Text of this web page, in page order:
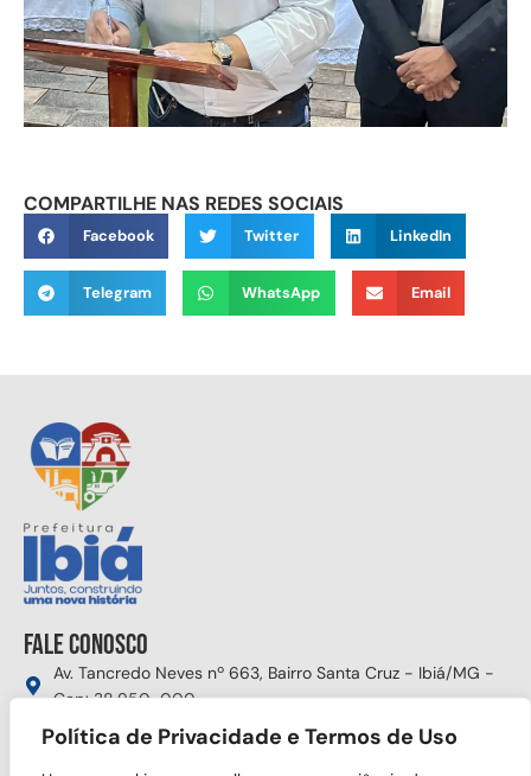
Política de Privacidade e Termos de Uso
COMPARTILHE NAS REDES SOCIAIS
Facebook Twitter LinkedIn
Telegram WhatsApp Email
Fale conosco
Av. Tancredo Neves nº 663, Bairro Santa Cruz - Ibiá/MG -
Cep: 38.950-000
(34) 3631-5750